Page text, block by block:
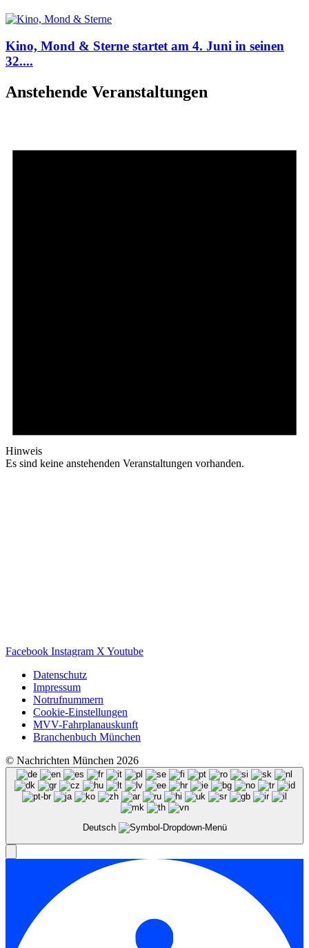
Kino, Mond & Sterne startet am 4. Juni in seinen
32....
Anstehende Veranstaltungen
Hinweis
Es sind keine anstehenden Veranstaltungen vorhanden.
Facebook Instagram X Youtube
Datenschutz
Impressum
Notrufnummern
Cookie-Einstellungen
MVV-Fahrplanauskunft
Branchenbuch München
© Nachrichten München 2026
Deutsch